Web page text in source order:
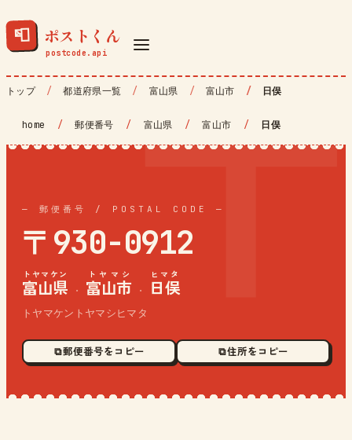
📮 ポストくん
トップ 都道府県一覧 富山県 富山市 日俣
home / 郵便番号 / 富山県 / 富山市 / 日俣
— 郵便番号 / POSTAL CODE —
〒930-0912
富山県
トヤマケン
· 富山市
トヤマシ
· 日俣
ヒマタ
トヤマケントヤマシヒマタ
⧉ 郵便番号をコピー ⧉ 住所をコピー